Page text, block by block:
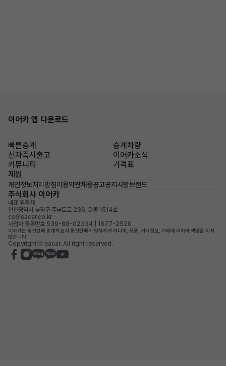
이어카 앱 다운로드
빠른승계
승계차량
신차즉시출고
이어카소식
커뮤니티
가격표
제원
개인정보처리방침이용약관채용공고공지사항브랜드
주식회사 이어카
대표 유우재
인천광역시 부평구 주부토로 236, D동 1514호
cs@eacar.co.kr
사업자 등록번호 539-88-02334 | 1877-2520
이어카는 통신판매 중개자로서 통신판매의 당사자가 아니며, 상품, 거래정보, 거래에 대하여 책임을 지지
않습니다.
Copyrightⓒ eacar. All right reserved.